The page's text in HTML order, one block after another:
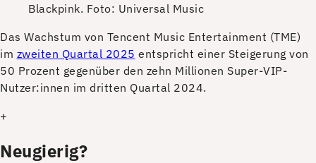
Blackpink. Foto: Universal Music
Das Wachstum von Tencent Music Entertainment (TME)
im zweiten Quartal 2025 entspricht einer Steigerung von
50 Prozent gegenüber den zehn Millionen Super-VIP-
Nutzer:innen im dritten Quartal 2024.
+
Neugierig?